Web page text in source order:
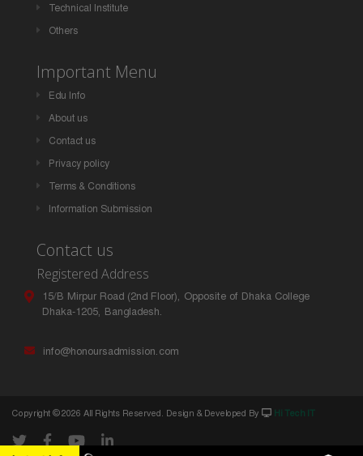
Technical Institute
Others
Important Menu
Edu Info
About us
Contact us
Privacy policy
Terms & Conditions
Information Submission
Contact us
Registered Address
15/B Mirpur Road (2nd Floor), Opposite of Dhaka College
Dhaka-1205, Bangladesh.
info@honoursadmission.com
Copyright ©2026 All Rights Reserved. Design & Developed By Hi Tech IT